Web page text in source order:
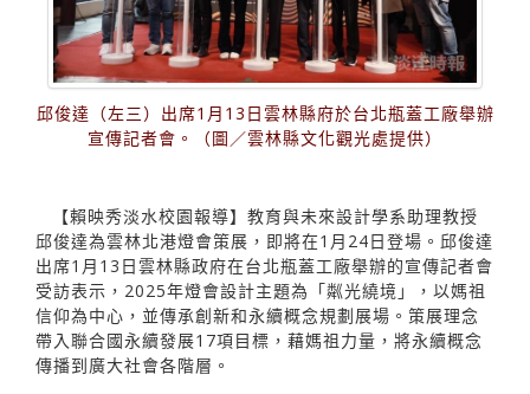
邱俊達（左三）出席1月13日雲林縣府於台北瓶蓋工廠舉辦
宣傳記者會。（圖／雲林縣文化觀光處提供）
【賴映秀淡水校園報導】教育與未來設計學系助理教授
邱俊達為雲林北港燈會策展，即將在1月24日登場。邱俊達
出席1月13日雲林縣政府在台北瓶蓋工廠舉辦的宣傳記者會
受訪表示，2025年燈會設計主題為「粼光繞境」，以媽祖
信仰為中心，並傳承創新和永續概念規劃展場。策展理念
帶入聯合國永續發展17項目標，藉媽祖力量，將永續概念
傳播到廣大社會各階層。